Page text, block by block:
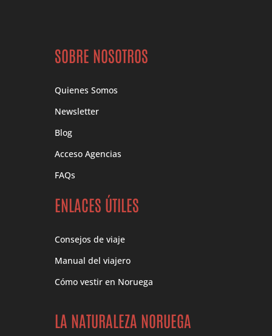
SOBRE NOSOTROS
Quienes Somos
Newsletter
Blog
Acceso Agencias
FAQs
ENLACES ÚTILES
Consejos de viaje
Manual del viajero
Cómo vestir en Noruega
LA NATURALEZA NORUEGA